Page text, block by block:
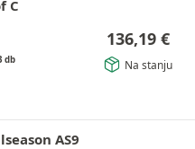
C
db
136,19 €
Na stanju
AS9